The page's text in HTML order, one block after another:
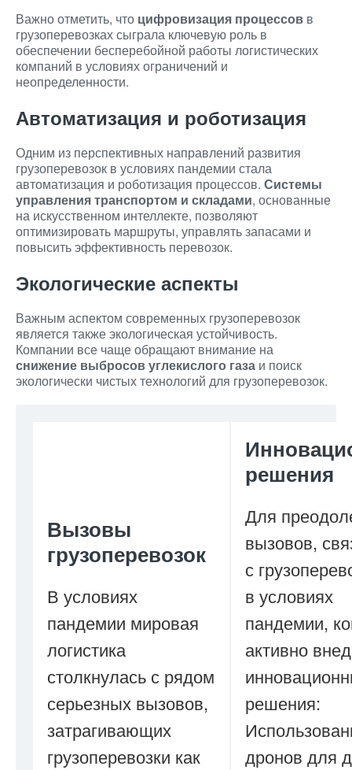
Важно отметить, что цифровизация процессов в
грузоперевозках сыграла ключевую роль в
обеспечении бесперебойной работы логистических
компаний в условиях ограничений и
неопределенности.
Автоматизация и роботизация
Одним из перспективных направлений развития
грузоперевозок в условиях пандемии стала
автоматизация и роботизация процессов. Системы
управления транспортом и складами, основанные
на искусственном интеллекте, позволяют
оптимизировать маршруты, управлять запасами и
повысить эффективность перевозок.
Экологические аспекты
Важным аспектом современных грузоперевозок
является также экологическая устойчивость.
Компании все чаще обращают внимание на
снижение выбросов углекислого газа и поиск
экологически чистых технологий для грузоперевозок.
Вызовы
грузоперевозок
В условиях
пандемии мировая
логистика
столкнулась с рядом
серьезных вызовов,
затрагивающих
грузоперевозки как
решения
Для
вызовов,
с
в условиях
пандемии,
активно
решения:
дронов для